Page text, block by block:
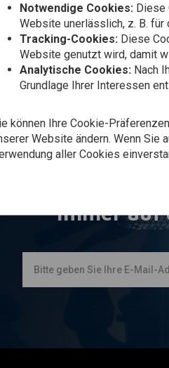
Immer auf
Notwendige Cookies: Diese
Website unerlässlich, z. B.
Tracking-Cookies: Diese
Website genutzt wird, damit
Analytische Cookies: Nach
Grundlage Ihrer Interessen
können Ihre Cookie-
Website ändern. Wenn Sie
aller Cookies